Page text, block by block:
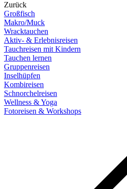
Zurück
Großfisch
Makro/Muck
Wracktauchen
Aktiv- & Erlebnisreisen
Tauchreisen mit Kindern
Tauchen lernen
Gruppenreisen
Inselhüpfen
Kombireisen
Schnorchelreisen
Wellness & Yoga
Fotoreisen & Workshops